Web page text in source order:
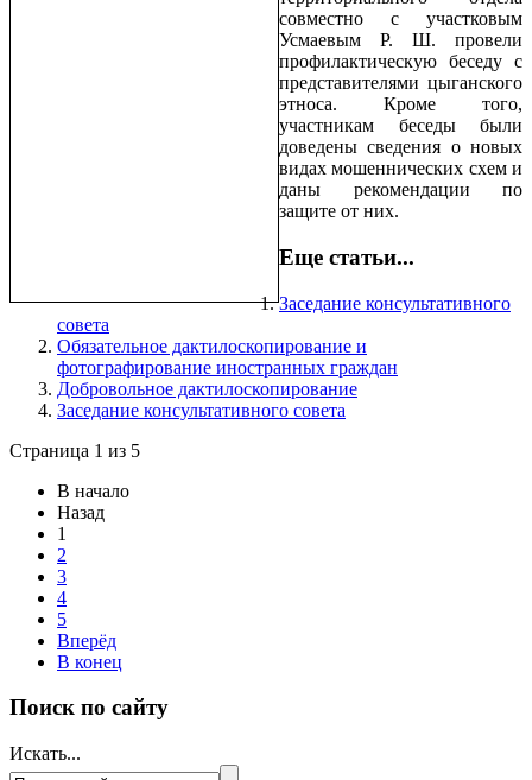
совместно с участковым
Усмаевым Р. Ш. провели
профилактическую беседу с
представителями цыганского
этноса. Кроме того,
участникам беседы были
доведены сведения о новых
видах мошеннических схем и
даны рекомендации по
защите от них.
Еще статьи...
Заседание консультативного
совета
Обязательное дактилоскопирование и
фотографирование иностранных граждан
Добровольное дактилоскопирование
Заседание консультативного совета
Страница 1 из 5
В начало
Назад
1
2
3
4
5
Вперёд
В конец
Поиск по сайту
Искать...